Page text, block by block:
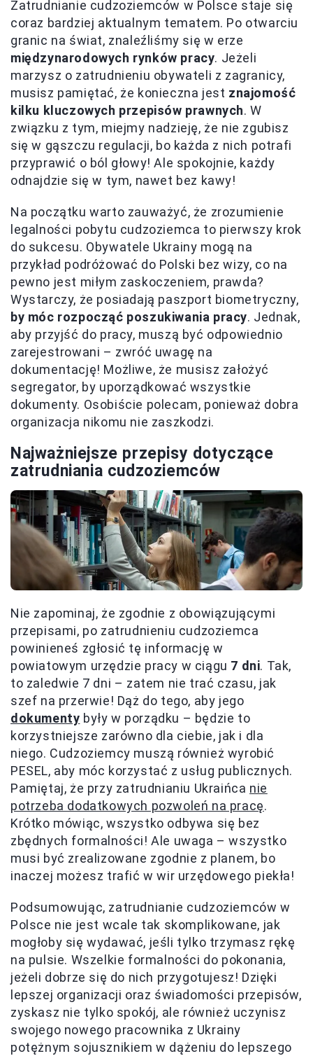
Zatrudnianie cudzoziemców w Polsce staje się
coraz bardziej aktualnym tematem. Po otwarciu
granic na świat, znaleźliśmy się w erze
międzynarodowych rynków pracy. Jeżeli
marzysz o zatrudnieniu obywateli z zagranicy,
musisz pamiętać, że konieczna jest znajomość
kilku kluczowych przepisów prawnych. W
związku z tym, miejmy nadzieję, że nie zgubisz
się w gąszczu regulacji, bo każda z nich potrafi
przyprawić o ból głowy! Ale spokojnie, każdy
odnajdzie się w tym, nawet bez kawy!
Na początku warto zauważyć, że zrozumienie
legalności pobytu cudzoziemca to pierwszy krok
do sukcesu. Obywatele Ukrainy mogą na
przykład podróżować do Polski bez wizy, co na
pewno jest miłym zaskoczeniem, prawda?
Wystarczy, że posiadają paszport biometryczny,
by móc rozpocząć poszukiwania pracy. Jednak,
aby przyjść do pracy, muszą być odpowiednio
zarejestrowani – zwróć uwagę na
dokumentację! Możliwe, że musisz założyć
segregator, by uporządkować wszystkie
dokumenty. Osobiście polecam, ponieważ dobra
organizacja nikomu nie zaszkodzi.
Najważniejsze przepisy dotyczące
zatrudniania cudzoziemców
Nie zapominaj, że zgodnie z obowiązującymi
przepisami, po zatrudnieniu cudzoziemca
powinieneś zgłosić tę informację w
powiatowym urzędzie pracy w ciągu 7 dni. Tak,
to zaledwie 7 dni – zatem nie trać czasu, jak
szef na przerwie! Dąż do tego, aby jego
dokumenty były w porządku – będzie to
korzystniejsze zarówno dla ciebie, jak i dla
niego. Cudzoziemcy muszą również wyrobić
PESEL, aby móc korzystać z usług publicznych.
Pamiętaj, że przy zatrudnianiu Ukraińca nie
potrzeba dodatkowych pozwoleń na pracę.
Krótko mówiąc, wszystko odbywa się bez
zbędnych formalności! Ale uwaga – wszystko
musi być zrealizowane zgodnie z planem, bo
inaczej możesz trafić w wir urzędowego piekła!
Podsumowując, zatrudnianie cudzoziemców w
Polsce nie jest wcale tak skomplikowane, jak
mogłoby się wydawać, jeśli tylko trzymasz rękę
na pulsie. Wszelkie formalności do pokonania,
jeżeli dobrze się do nich przygotujesz! Dzięki
lepszej organizacji oraz świadomości przepisów,
zyskasz nie tylko spokój, ale również uczynisz
swojego nowego pracownika z Ukrainy
potężnym sojusznikiem w dążeniu do lepszego